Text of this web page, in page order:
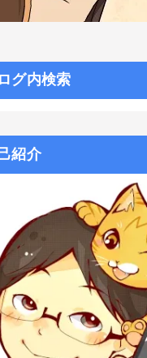
グ内検索
紹介